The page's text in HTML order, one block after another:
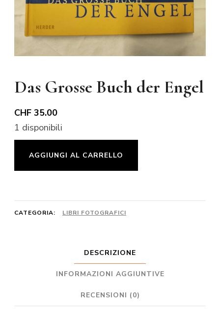
Das Grosse Buch der Engel
CHF 35.00
1 disponibili
Engel
AGGIUNGI AL CARRELLO
CATEGORIA: LIBRI FOTOGRAFICI
DESCRIZIONE
INFORMAZIONI AGGIUNTIVE
RECENSIONI (0)